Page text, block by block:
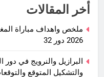
أخر المقالات
2026 دور 32
والتشكيل المتوقع